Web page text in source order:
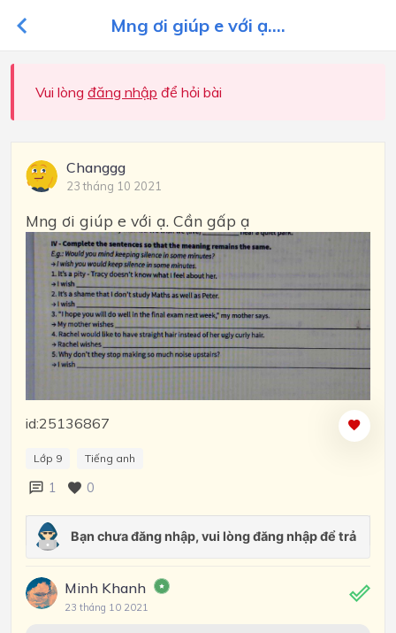
Mng ơi giúp e với ạ....
Vui lòng đăng nhập để hỏi bài
Changgg
23 tháng 10 2021
Mng ơi giúp e với ạ. Cần gấp ạ
id:25136867
Lớp 9 Tiếng anh
1 0
Minh Khanh
23 tháng 10 2021